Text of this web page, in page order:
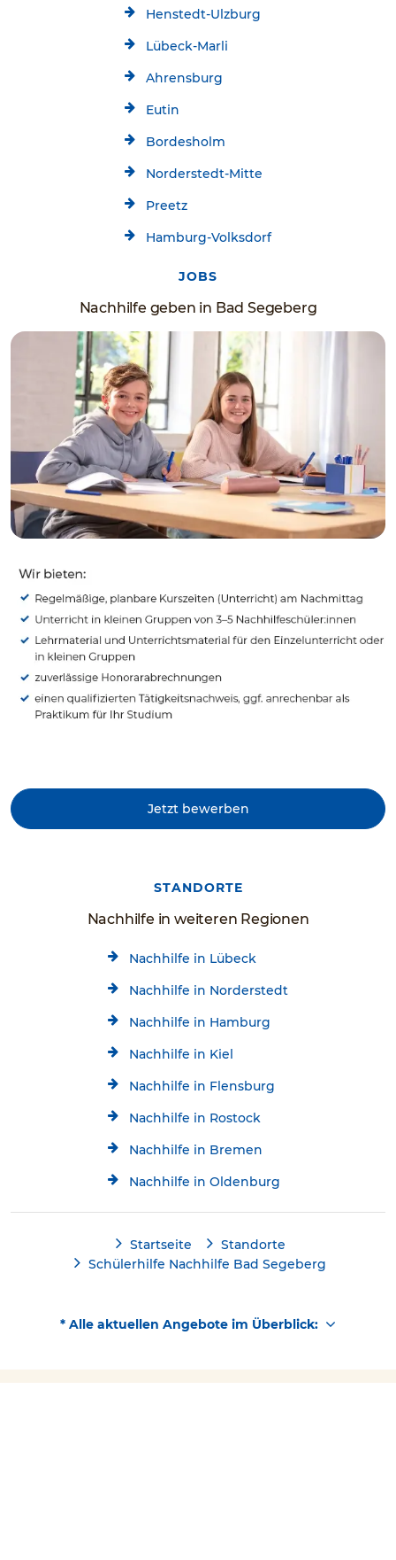
Henstedt-Ulzburg
Lübeck-Marli
Ahrensburg
Eutin
Bordesholm
Norderstedt-Mitte
Preetz
Hamburg-Volksdorf
JOBS
Nachhilfe geben in Bad Segeberg
Jetzt bewerben
STANDORTE
Nachhilfe in weiteren Regionen
Nachhilfe in Lübeck
Nachhilfe in Norderstedt
Nachhilfe in Hamburg
Nachhilfe in Kiel
Nachhilfe in Flensburg
Nachhilfe in Rostock
Nachhilfe in Bremen
Nachhilfe in Oldenburg
Startseite
Standorte
Schülerhilfe Nachhilfe Bad Segeberg
* Alle aktuellen Angebote im Überblick: